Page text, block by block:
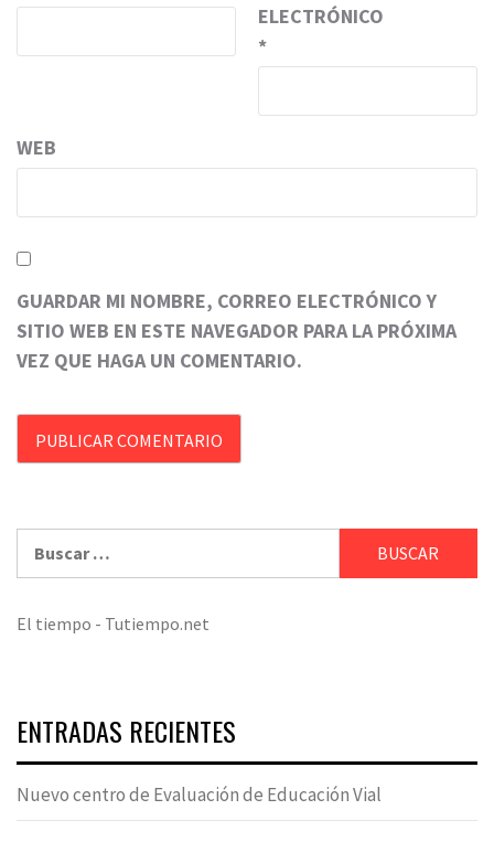
ELECTRÓNICO
*
WEB
GUARDAR MI NOMBRE, CORREO ELECTRÓNICO Y
SITIO WEB EN ESTE NAVEGADOR PARA LA PRÓXIMA
VEZ QUE HAGA UN COMENTARIO.
El tiempo - Tutiempo.net
ENTRADAS RECIENTES
Nuevo centro de Evaluación de Educación Vial